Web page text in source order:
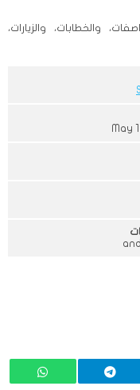
والخطابات، والزيارات،
May